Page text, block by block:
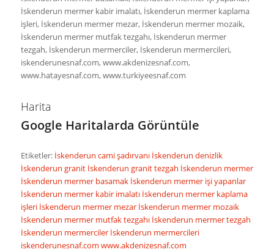
İskenderun mermer kabir imalatı, İskenderun mermer kaplama
işleri, İskenderun mermer mezar, İskenderun mermer mozaik,
İskenderun mermer mutfak tezgahı, İskenderun mermer
tezgah, İskenderun mermerciler, İskenderun mermercileri,
iskenderunesnaf.com, www.akdenizesnaf.com,
www.hatayesnaf.com, www.turkiyeesnaf.com
Harita
Google Haritalarda Görüntüle
Etiketler: İskenderun cami şadırvanı İskenderun denizlik
İskenderun granit İskenderun granit tezgah İskenderun mermer
İskenderun mermer basamak İskenderun mermer işi yapanlar
İskenderun mermer kabir imalatı İskenderun mermer kaplama
işleri İskenderun mermer mezar İskenderun mermer mozaik
İskenderun mermer mutfak tezgahı İskenderun mermer tezgah
İskenderun mermerciler İskenderun mermercileri
iskenderunesnaf.com www.akdenizesnaf.com